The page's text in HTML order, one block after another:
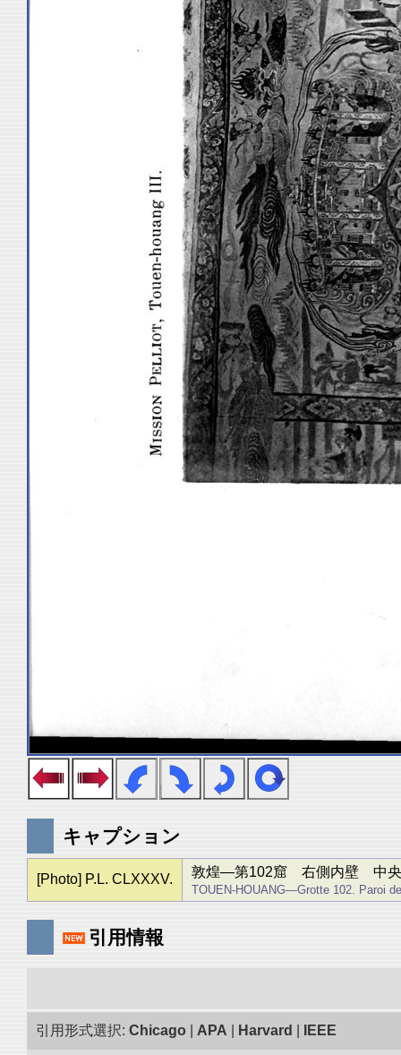
キャプション
[Photo] P.L. CLXXXV. 敦煌―第102窟 右側内壁 中央
TOUEN-HOUANG―Grotte 102. Paroi
引用情報
引用形式選択: Chicago APA Harvard IEEE